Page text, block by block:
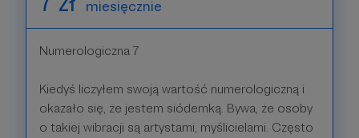
miesięcznie
Numerologiczna 7
Kiedyś liczyłem swoją wartość numerologiczną i
okazało się, że jestem siódemką. Bywa, że osoby
o takiej wibracji są artystami, myślicielami. Często